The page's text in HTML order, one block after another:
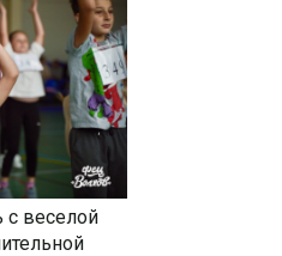
с веселой